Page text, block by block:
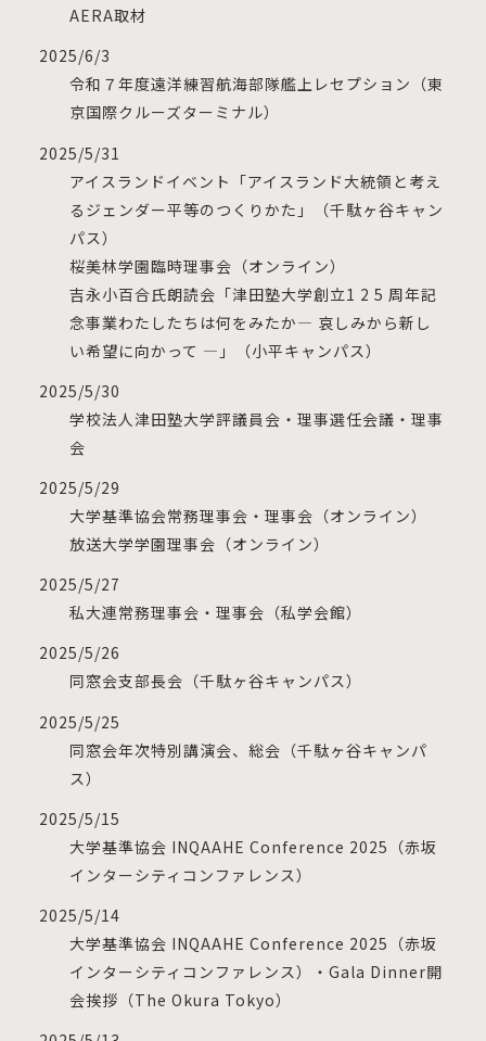
AERA取材
2025/6/3
令和７年度遠洋練習航海部隊艦上レセプション（東
京国際クルーズターミナル）
2025/5/31
アイスランドイベント「アイスランド大統領と考え
るジェンダー平等のつくりかた」（千駄ヶ谷キャン
パス）
桜美林学園臨時理事会（オンライン）
吉永小百合氏朗読会「津田塾大学創立1 2 5 周年記
念事業わたしたちは何をみたか— 哀しみから新し
い希望に向かって —」（小平キャンパス）
2025/5/30
学校法人津田塾大学評議員会・理事選任会議・理事
会
2025/5/29
大学基準協会常務理事会・理事会（オンライン）
放送大学学園理事会（オンライン）
2025/5/27
私大連常務理事会・理事会（私学会館）
2025/5/26
同窓会支部長会（千駄ヶ谷キャンパス）
2025/5/25
同窓会年次特別講演会、総会（千駄ヶ谷キャンパ
ス）
2025/5/15
大学基準協会 INQAAHE Conference 2025（赤坂
インターシティコンファレンス）
2025/5/14
大学基準協会 INQAAHE Conference 2025（赤坂
インターシティコンファレンス）・Gala Dinner開
会挨拶（The Okura Tokyo）